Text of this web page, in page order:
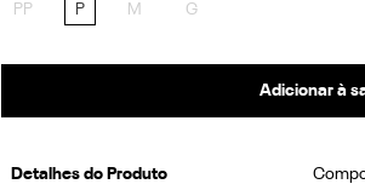
PP P M G
Adicionar à
Detalhes do Produto